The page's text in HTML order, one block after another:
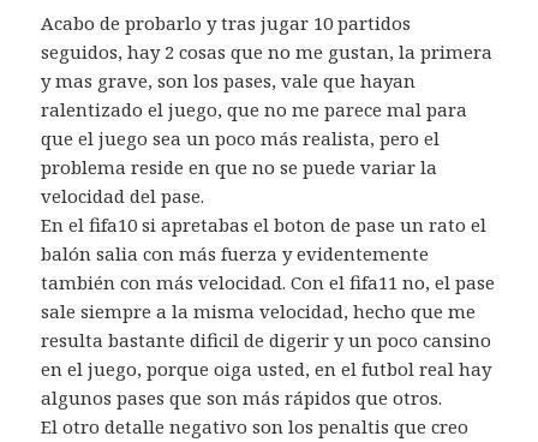
Acabo de probarlo y tras jugar 10 partidos
seguidos, hay 2 cosas que no me gustan, la primera
y mas grave, son los pases, vale que hayan
ralentizado el juego, que no me parece mal para
que el juego sea un poco más realista, pero el
problema reside en que no se puede variar la
velocidad del pase.
En el fifa10 si apretabas el boton de pase un rato el
balón salia con más fuerza y evidentemente
también con más velocidad. Con el fifa11 no, el pase
sale siempre a la misma velocidad, hecho que me
resulta bastante dificil de digerir y un poco cansino
en el juego, porque oiga usted, en el futbol real hay
algunos pases que son más rápidos que otros.
El otro detalle negativo son los penaltis que creo